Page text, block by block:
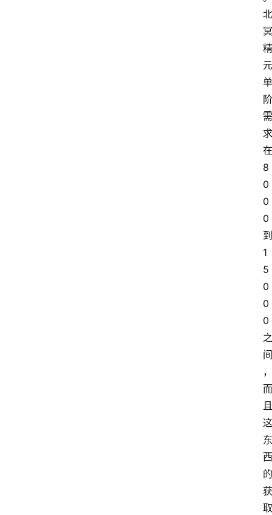
北
冥
精
元
单
阶
需
求
在
8
0
0
0
到
1
5
0
0
0
之
间
，
而
且
这
东
西
的
获
取